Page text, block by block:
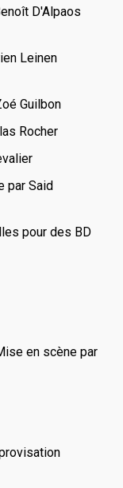
D'Alpaos
Leinen
Guilbon
Rocher
par Said
pour des BD
en scène par